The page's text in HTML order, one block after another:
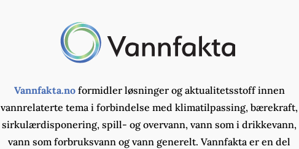
Vannfakta.noformidler løsninger og aktualitetsstoff innen
vannrelaterte tema i forbindelse med klimatilpassing, bærekraft,
sirkulærdisponering, spill- og overvann, vann som i drikkevann,
vann som forbruksvann og vann generelt. Vannfakta er en del